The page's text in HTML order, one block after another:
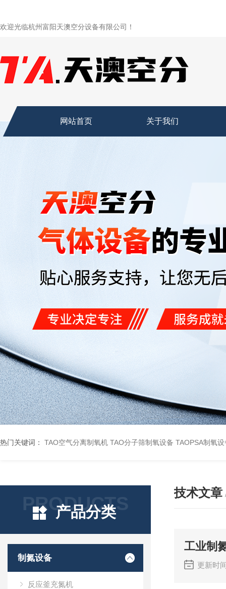
欢迎光临杭州富阳天澳空分设备有限公司！
网站首页 关于我们
热门关键词： TAO空气分离制氧机 TAO分子筛制氧设备 TAOPSA制氧设
PRODUCTS
产品分类
制氮设备
反应釜充氮机
技术文章
工业制
更新时